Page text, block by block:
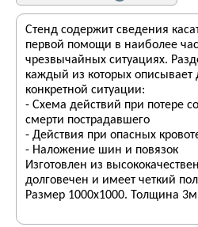
Стенд содержит сведения
первой помощи в наиболее
чрезвычайных ситуациях.
каждый из которых описывает
конкретной ситуации:
- Схема действий при потере
смерти пострадавшего
- Действия при опасных
- Наложение шин и повязок
Изготовлен из
долговечен и имеет четкий
Размер 1000х1000. Толщина